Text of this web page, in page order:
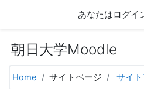
あなたはログイ
朝日大学Moodle
Home サイトページ サイ